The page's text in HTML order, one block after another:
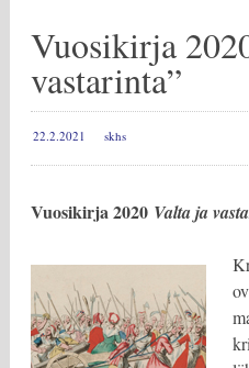
Vuosikirja
vastarinta”
22.2.2021 skhs
Vuosikirja 2020 Valta ja